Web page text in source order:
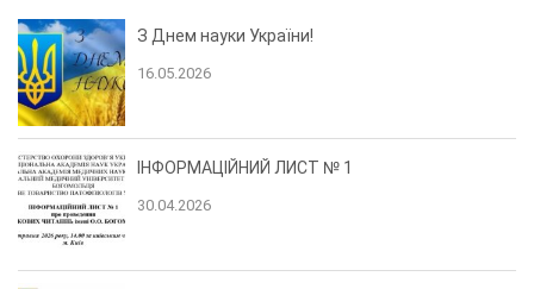
З Днем науки України!
16.05.2026
ІНФОРМАЦІЙНИЙ ЛИСТ № 1
30.04.2026